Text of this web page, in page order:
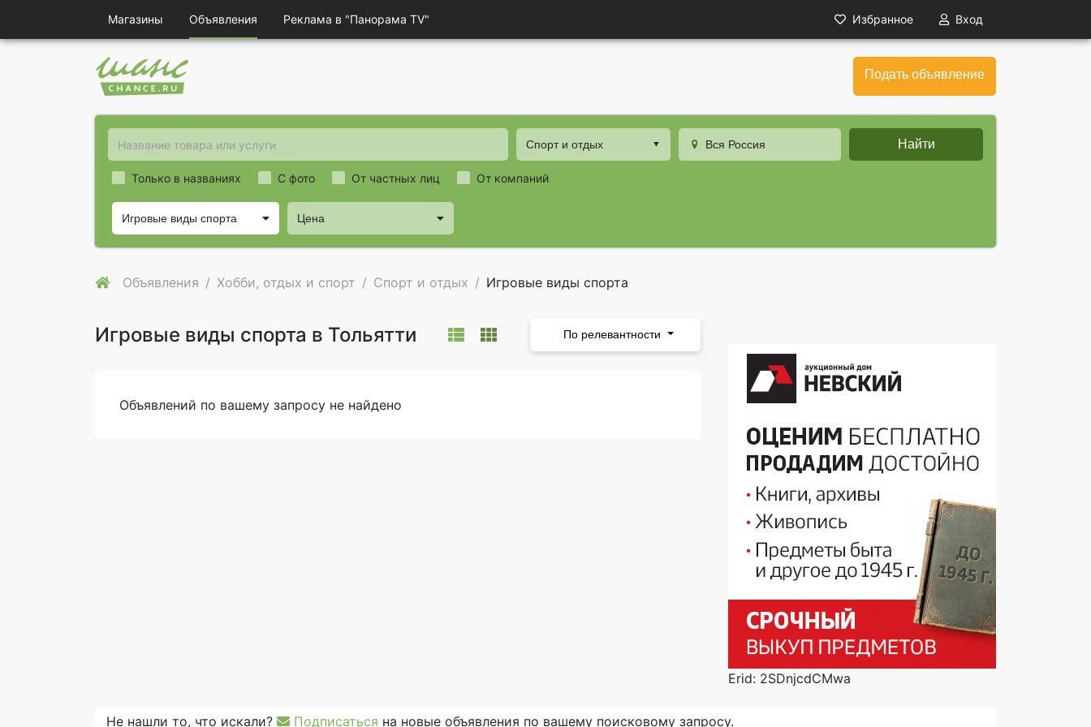
Магазины Объявления Реклама в "Панорама TV" Избранное Вход
Подать объявление
Спорт и отдых Вся Россия Найти
Только в названиях
Игровые виды спорта Цена
С фото От частных лиц От компаний
Объявления Хобби, отдых и спорт Спорт и отдых Игровые виды спорта
Игровые виды спорта в Тольятти По релевантности
Объявлений по вашему запросу не найдено
Erid: 2SDnjcdCMwa
Не нашли то, что искали? Подписаться на новые объявления по вашему поисковому запросу.